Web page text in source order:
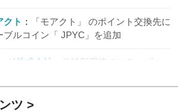
クト
「モアクト」 のポイント交換先に
ブルコイン「 JPYC」を追加
ド株式会社
信託型円建てステーブル
ツ